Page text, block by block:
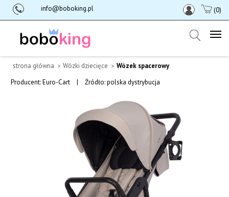
info@boboking.pl (0)
strona główna Wózki dziecięce Wózek spacerowy
Producent:Euro-Cart | Źródło: polska dystrybucja